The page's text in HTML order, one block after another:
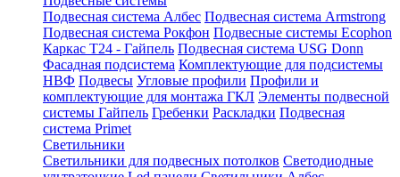
Подвесная система Албес Подвесная система Armstrong
Подвесная система Рокфон Подвесные системы Ecophon
Каркас Т24 - Гайпель Подвесная система USG Donn
Фасадная подсистема Комплектующие для подсистемы
НВФ Подвесы Угловые профили Профили и
комплектующие для монтажа ГКЛ Элементы подвесной
системы Гайпель Гребенки Раскладки Подвесная
система Primet
Светильники
Светильники для подвесных потолков Светодиодные